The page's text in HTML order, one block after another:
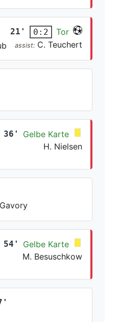
21' 0:2
Tor
assist: C. Teuchert
36'
Gelbe Karte
H. Nielsen
54'
Gelbe Karte
M. Besuschkow